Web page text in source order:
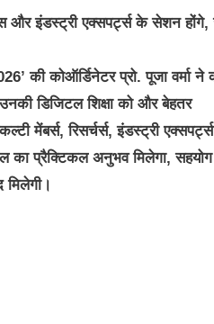
और इंडस्ट्री एक्सपर्ट्स के सेशन होंगे,
की कोऑर्डिनेटर प्रो. पूजा वर्मा ने
डिजिटल शिक्षा को और बेहतर
मेंबर्स, रिसर्चर्स, इंडस्ट्री
का प्रैक्टिकल अनुभव मिलेगा,
मिलेगी।